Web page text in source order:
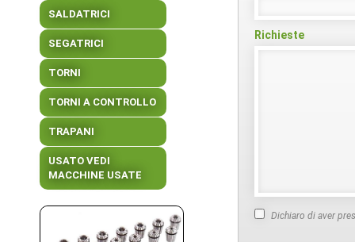
SALDATRICI
SEGATRICI
TORNI
TORNI A CONTROLLO
TRAPANI
USATO VEDI
MACCHINE USATE
Richieste
Dichiaro di aver